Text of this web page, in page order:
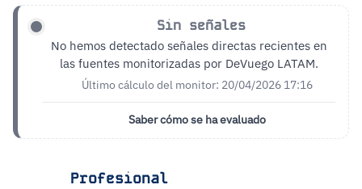
Sin señales
No hemos detectado señales directas recientes en
las fuentes monitorizadas por DeVuego LATAM.
Último cálculo del monitor: 20/04/2026 17:16
Saber cómo se ha evaluado
Profesional